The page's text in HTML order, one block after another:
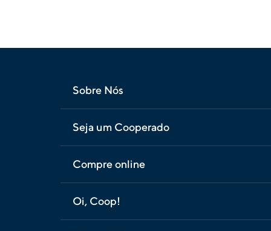
Sobre Nós
Seja um Cooperado
Compre online
Oi, Coop!